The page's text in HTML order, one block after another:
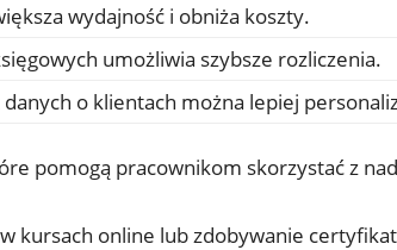
wydajność i obniża koszty.
umożliwia szybsze rozliczenia.
o klientach można lepiej
pomogą pracownikom skorzystać z
kursach online lub zdobywanie